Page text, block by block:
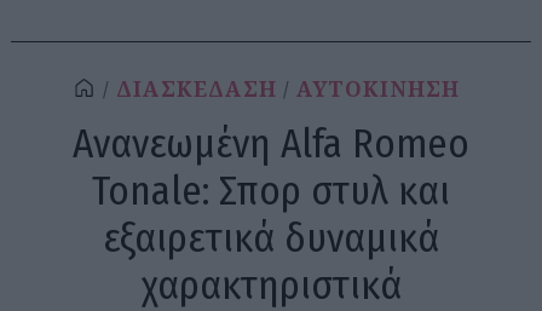
ΔΙΑΣΚΕΔΑΣΗ ΑΥΤΟΚΙΝΗΣΗ
Ανανεωμένη Alfa Romeo
Tonale: Σπορ στυλ και
εξαιρετικά δυναμικά
χαρακτηριστικά